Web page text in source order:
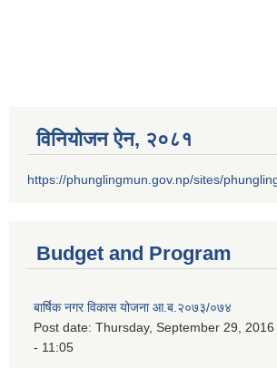
विनियोजन ऐन‚ २०८१
https://phunglingmun.gov.np/sites/
Budget and Program
बार्षिक नगर विकास योजना आ.ब.२०७३/०७४
Post date: Thursday, September 29, 2016
- 11:05